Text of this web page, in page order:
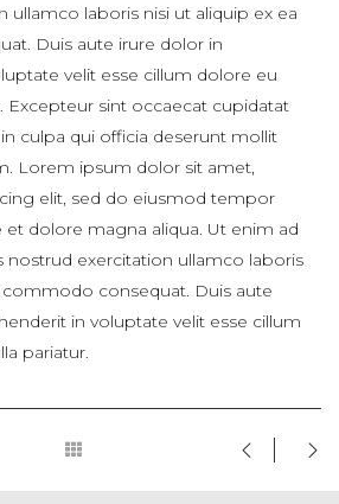
ullamco laboris nisi ut aliquip ex ea
Duis aute irure dolor in
velit esse cillum dolore eu
Excepteur sint occaecat cupidatat
culpa qui officia deserunt mollit
Lorem ipsum dolor sit amet,
elit, sed do eiusmod tempor
dolore magna aliqua. Ut enim ad
nostrud exercitation ullamco laboris
commodo consequat. Duis aute
in voluptate velit esse cillum
pariatur.